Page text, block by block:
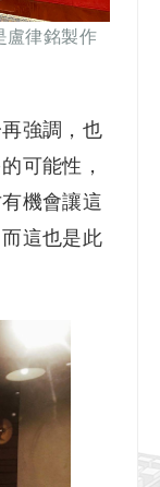
盧律銘製作
強調，也
可能性，
機會讓這
這也是此